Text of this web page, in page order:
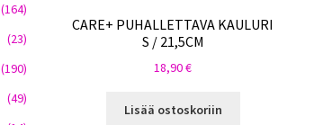
CARE+ PUHALLETTAVA KAULURI
S / 21,5CM
18,90€
Lisää ostoskoriin
(164)
(23)
(190)
(49)